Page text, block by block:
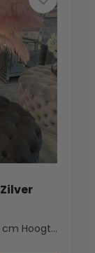
cm Hoogte: 85 cm